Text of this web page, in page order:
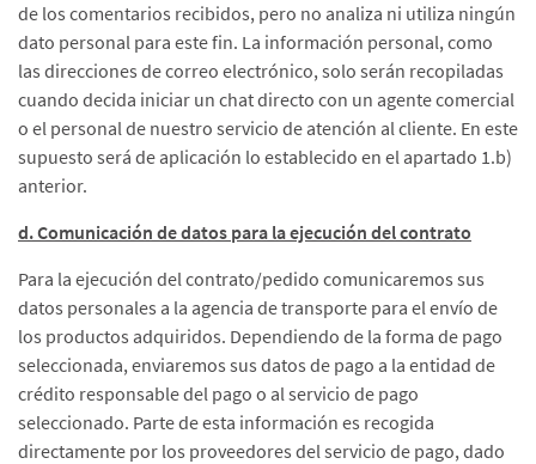
de los comentarios recibidos, pero no analiza ni utiliza ningún
dato personal para este fin. La información personal, como
las direcciones de correo electrónico, solo serán recopiladas
cuando decida iniciar un chat directo con un agente comercial
o el personal de nuestro servicio de atención al cliente. En este
supuesto será de aplicación lo establecido en el apartado 1.b)
anterior.
d. Comunicación de datos para la ejecución del contrato
Para la ejecución del contrato/pedido comunicaremos sus
datos personales a la agencia de transporte para el envío de
los productos adquiridos. Dependiendo de la forma de pago
seleccionada, enviaremos sus datos de pago a la entidad de
crédito responsable del pago o al servicio de pago
seleccionado. Parte de esta información es recogida
directamente por los proveedores del servicio de pago, dado